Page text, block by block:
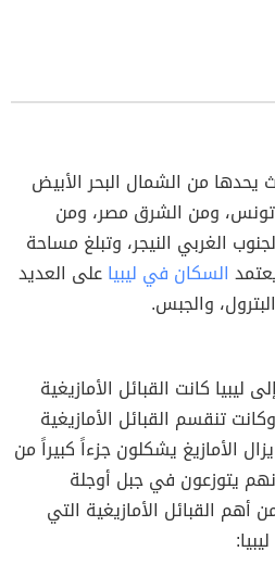
يحدها من الشمال البحر الأبيض
ومن الشرق مصر، ومن
الغربي النيجر، وتبلغ مساحة
السكان في ليبياعلى العديد
والجبس.
كانت القبائل الأمازيغية
تنقسم القبائل الأمازيغية
الأمازيغ يشكلون جزءاً كبيراً من
يتوزعون في جبل أوجلة
أهم القبائل الأمازيغية التي